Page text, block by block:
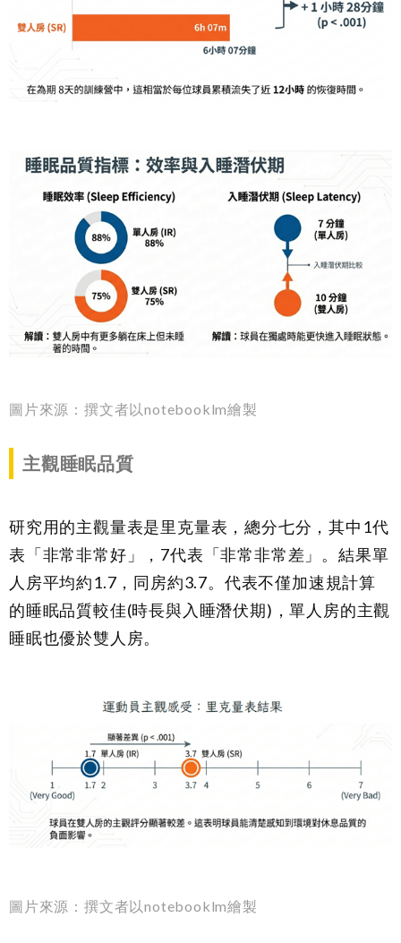
圖片來源：撰文者以notebooklm繪製
主觀睡眠品質
研究用的主觀量表是里克量表，總分七分，其中1代
表「非常非常好」，7代表「非常非常差」。結果單
人房平均約1.7，同房約3.7。代表不僅加速規計算
的睡眠品質較佳(時長與入睡潛伏期)，單人房的主觀
睡眠也優於雙人房。
圖片來源：撰文者以notebooklm繪製